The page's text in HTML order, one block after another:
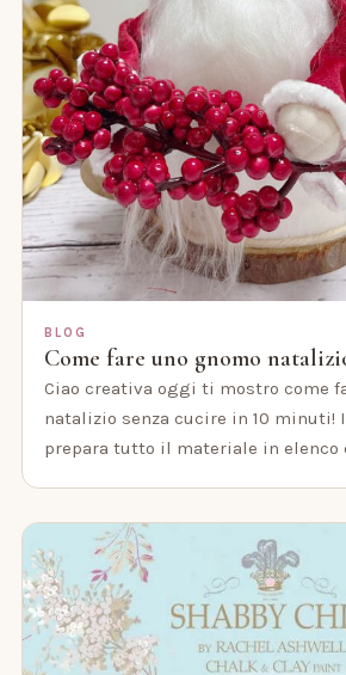
BLOG
Come fare uno gnomo
Ciao creativa oggi ti mostro come
natalizio senza cucire in 10 minuti!
prepara tutto il materiale in elenco